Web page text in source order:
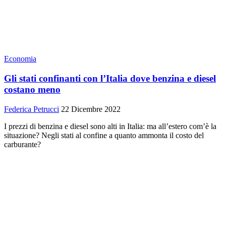
Economia
Gli stati confinanti con l’Italia dove benzina e diesel
costano meno
Federica Petrucci 22 Dicembre 2022
I prezzi di benzina e diesel sono alti in Italia: ma all’estero com’è la
situazione? Negli stati al confine a quanto ammonta il costo del
carburante?